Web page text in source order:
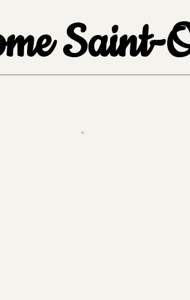
Saint-